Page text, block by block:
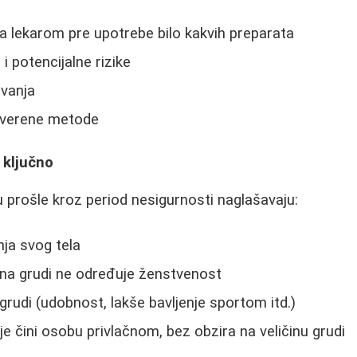
lekarom pre upotrebe bilo kakvih preparata
potencijalne rizike
metode
ključno
prošle kroz period nesigurnosti naglašavaju:
svog tela
grudi ne određuje ženstvenost
(udobnost, lakše bavljenje sportom itd.)
čini osobu privlačnom, bez obzira na veličinu grudi